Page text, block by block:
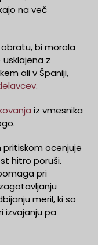
na več
bi morala
z
ali v Španiji,
iz vmesnika
ocenjuje
hitro poruši.
pri
meril, ki so
izvajanju pa